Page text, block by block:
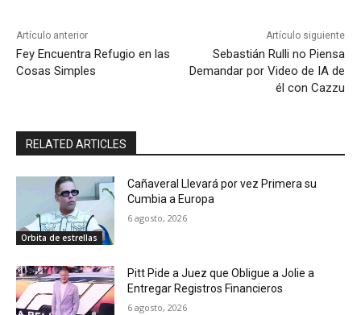
Artículo anterior
Fey Encuentra Refugio en las
Cosas Simples
Artículo siguiente
Sebastián Rulli no Piensa
Demandar por Video de IA de
él con Cazzu
RELATED ARTICLES
Orbita de estrellas
Cañaveral Llevará por vez Primera su
Cumbia a Europa
6 agosto, 2026
Pitt Pide a Juez que Obligue a Jolie a
Entregar Registros Financieros
6 agosto, 2026